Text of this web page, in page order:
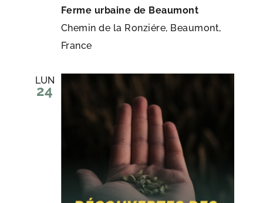
Ferme urbaine de Beaumont
Chemin de la Ronziére, Beaumont,
France
LUN
24